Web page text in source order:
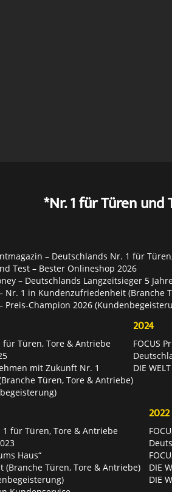
*Nr. 1 für Türen und
– Deutschlands Nr. 1 für
Test – Bester Onlineshop 2026
– Deutschlands Langzeitsieger 5
– Nr. 1 in Kundenzufriedenheit (Branche
– Preis-Champion 2026
für Türen, Tore & Antriebe
mit Zukunft Nr. 1
Türen, Tore & Antriebe)
2024
FOCUS
DIE
1 für Türen, Tore & Antriebe
Haus“
(Branche Türen, Tore & Antriebe)
2022
DIE
DIE